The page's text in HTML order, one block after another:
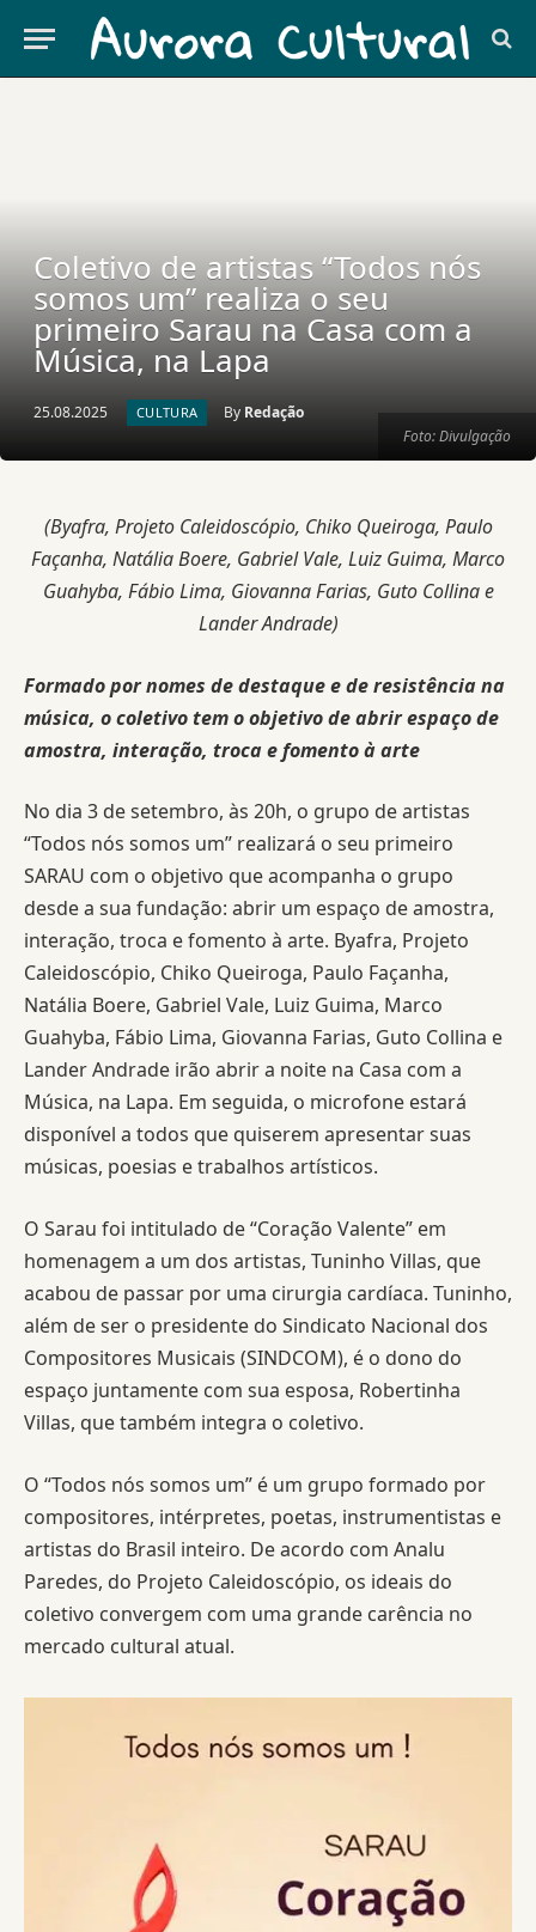
Foto: Divulgação
Coletivo de artistas “Todos nós
somos um” realiza o seu
primeiro Sarau na Casa com a
Música, na Lapa
25.08.2025 CULTURA By Redação
(Byafra, Projeto Caleidoscópio, Chiko Queiroga, Paulo
Façanha, Natália Boere, Gabriel Vale, Luiz Guima, Marco
Guahyba, Fábio Lima, Giovanna Farias, Guto Collina e
Lander Andrade)
Formado por nomes de destaque e de resistência na
música, o coletivo tem o objetivo de abrir espaço de
amostra, interação, troca e fomento à arte
No dia 3 de setembro, às 20h, o grupo de artistas
“Todos nós somos um” realizará o seu primeiro
SARAU com o objetivo que acompanha o grupo
desde a sua fundação: abrir um espaço de amostra,
interação, troca e fomento à arte. Byafra, Projeto
Caleidoscópio, Chiko Queiroga, Paulo Façanha,
Natália Boere, Gabriel Vale, Luiz Guima, Marco
Guahyba, Fábio Lima, Giovanna Farias, Guto Collina e
Lander Andrade irão abrir a noite na Casa com a
Música, na Lapa. Em seguida, o microfone estará
disponível a todos que quiserem apresentar suas
músicas, poesias e trabalhos artísticos.
O Sarau foi intitulado de “Coração Valente” em
homenagem a um dos artistas, Tuninho Villas, que
acabou de passar por uma cirurgia cardíaca. Tuninho,
além de ser o presidente do Sindicato Nacional dos
Compositores Musicais (SINDCOM), é o dono do
espaço juntamente com sua esposa, Robertinha
Villas, que também integra o coletivo.
O “Todos nós somos um” é um grupo formado por
compositores, intérpretes, poetas, instrumentistas e
artistas do Brasil inteiro. De acordo com Analu
Paredes, do Projeto Caleidoscópio, os ideais do
coletivo convergem com uma grande carência no
mercado cultural atual.